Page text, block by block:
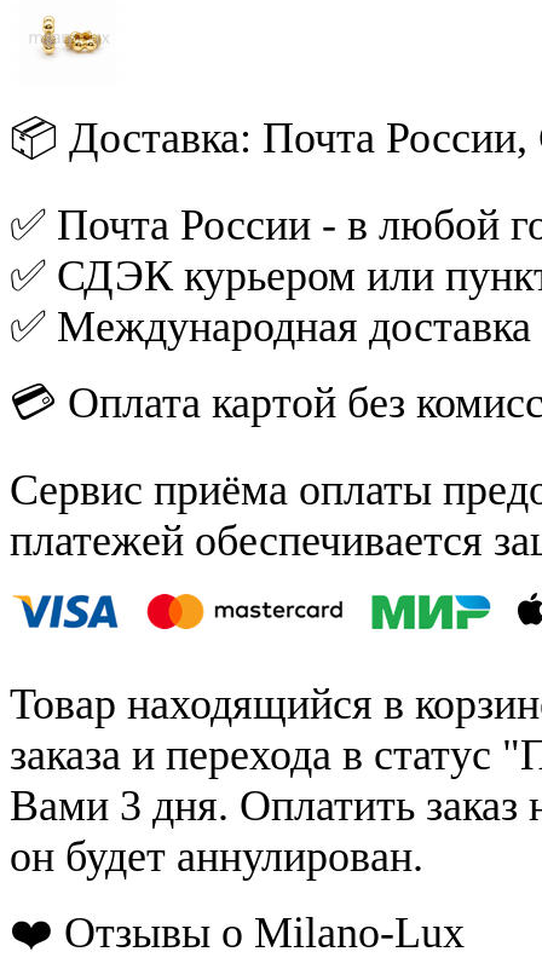
📦 Доставка: Почта
✅ Почта России - в любой
✅ СДЭК курьером или
✅ Международная
💳 Оплата картой без
Сервис приёма оплаты
платежей обеспечивается
Товар находящийся в
заказа и перехода в статус
Вами 3 дня. Оплатить заказ
он будет аннулирован.
❤️ Отзывы о Milano-Lux